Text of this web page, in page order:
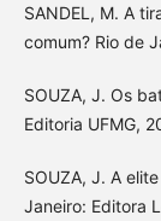
SANDEL, M. A
comum? Rio de
SOUZA, J. Os
Editoria UFMG,
SOUZA, J. A
Janeiro: Editora